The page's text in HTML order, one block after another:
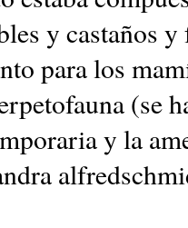
y castaños
para los
(se
y la